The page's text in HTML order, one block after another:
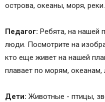
острова, океаны, моря, реки.
Педагог: Ребята, на нашей
люди. Посмотрите на
кто еще живет на нашей
плавает по морям, океанам,
Дети: Животные - птицы,